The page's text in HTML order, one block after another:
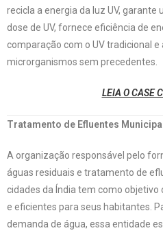
recicla a energia da luz UV,
dose de UV, fornece eficiência de
comparação com o UV tradicional
microrganismos sem precedentes.
LEIA O CASE
Tratamento de Efluentes
A organização responsável pelo
águas residuais e tratamento de
cidades da Índia tem como
e eficientes para seus habitantes.
demanda de água, essa entidade